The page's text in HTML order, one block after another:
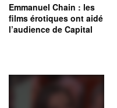
Emmanuel Chain : les
films érotiques ont aidé
l’audience de Capital